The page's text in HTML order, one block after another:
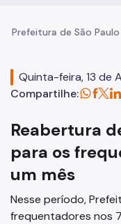
Prefeitura de São Paulo
Quinta-feira, 13 de
Compartilhe:
Reabertura
para os
um mês
Nesse período,
frequentadores nos